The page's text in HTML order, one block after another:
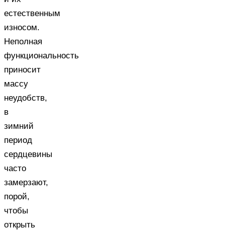
естественным
износом.
Неполная
функциональность
приносит
массу
неудобств,
в
зимний
период
сердцевины
часто
замерзают,
порой,
чтобы
открыть